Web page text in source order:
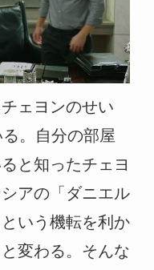
ェヨンのせい
。自分の部屋
と知ったチェヨ
アの「ダニエル
いう機転を利か
変わる。そんな